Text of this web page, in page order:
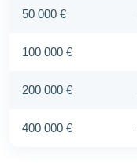
50 000 €
100 000 €
200 000 €
400 000 €